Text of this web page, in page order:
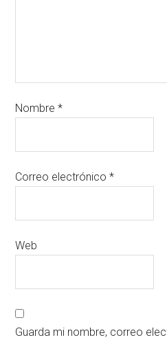
Nombre*
Correo electrónico*
Web
Guarda mi nombre, correo